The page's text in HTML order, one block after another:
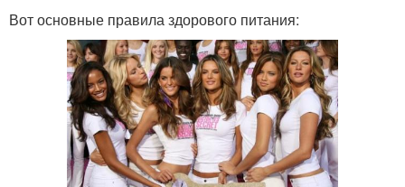
Вот основные правила здорового питания: